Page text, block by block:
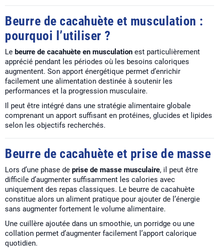
Beurre de cacahuète et musculation :
pourquoi l’utiliser ?
Le beurre de cacahuète en musculation est particulièrement
apprécié pendant les périodes où les besoins caloriques
augmentent. Son apport énergétique permet d’enrichir
facilement une alimentation destinée à soutenir les
performances et la progression musculaire.
Il peut être intégré dans une stratégie alimentaire globale
comprenant un apport suffisant en protéines, glucides et lipides
selon les objectifs recherchés.
Beurre de cacahuète et prise de masse
Lors d’une phase de prise de masse musculaire, il peut être
difficile d’augmenter suffisamment les calories avec
uniquement des repas classiques. Le beurre de cacahuète
constitue alors un aliment pratique pour ajouter de l’énergie
sans augmenter fortement le volume alimentaire.
Une cuillère ajoutée dans un smoothie, un porridge ou une
collation permet d’augmenter facilement l’apport calorique
quotidien.